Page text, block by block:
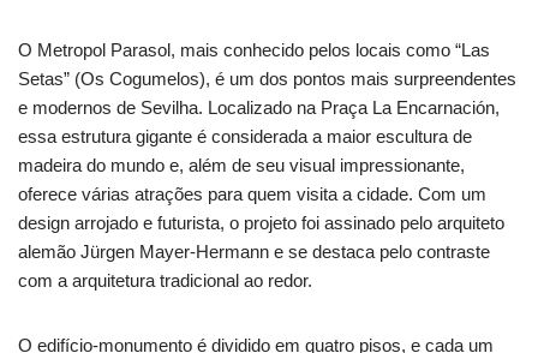
O Metropol Parasol, mais conhecido pelos locais como “Las
Setas” (Os Cogumelos), é um dos pontos mais surpreendentes
e modernos de Sevilha. Localizado na Praça La Encarnación,
essa estrutura gigante é considerada a maior escultura de
madeira do mundo e, além de seu visual impressionante,
oferece várias atrações para quem visita a cidade. Com um
design arrojado e futurista, o projeto foi assinado pelo arquiteto
alemão Jürgen Mayer-Hermann e se destaca pelo contraste
com a arquitetura tradicional ao redor.
O edifício-monumento é dividido em quatro pisos, e cada um